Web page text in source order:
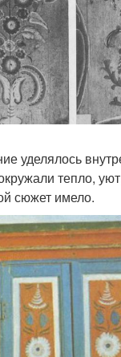
уделялось
тепло,
сюжет имело.